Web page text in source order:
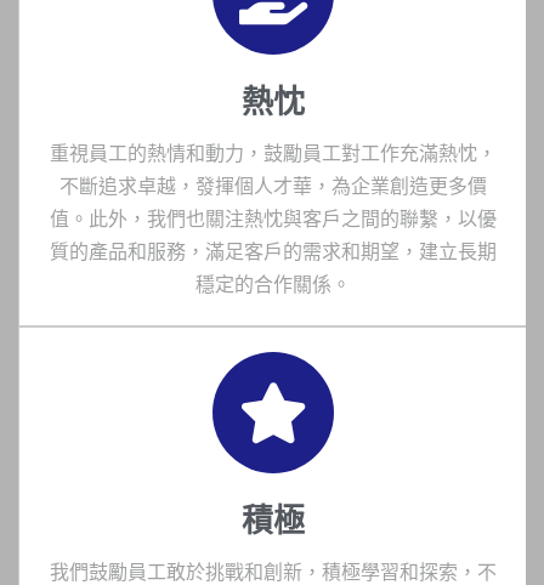
熱忱
重視員工的熱情和動力，鼓勵員工對工作充滿熱忱，
不斷追求卓越，發揮個人才華，為企業創造更多價
值。此外，我們也關注熱忱與客戶之間的聯繫，以優
質的產品和服務，滿足客戶的需求和期望，建立長期
穩定的合作關係。
積極
我們鼓勵員工敢於挑戰和創新，積極學習和探索，不